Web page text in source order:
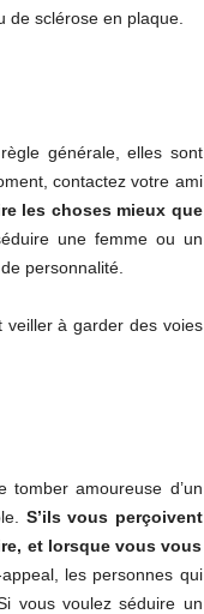
de sclérose en plaque.
générale, elles sont
contactez votre ami
les choses mieux que
une femme ou un
personnalité.
veiller à garder des voies
tomber amoureuse d’un
S’ils vous perçoivent
et lorsque vous vous
les personnes qui
vous voulez séduire un